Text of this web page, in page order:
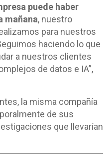
puede haber
mañana, nuestro
para nuestros
haciendo lo que
a nuestros clientes
de datos e IA”,
la misma compañía
de sus
que llevarían